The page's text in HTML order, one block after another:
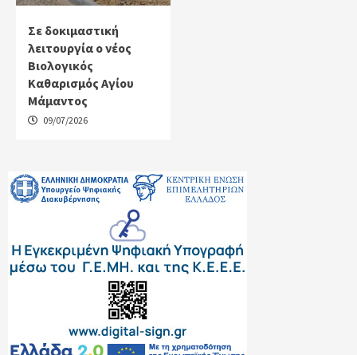
Σε δοκιμαστική
λειτουργία ο νέος
Βιολογικός
Καθαρισμός Αγίου
Μάμαντος
09/07/2026